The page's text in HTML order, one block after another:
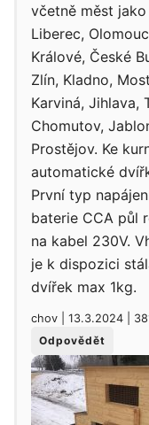
včetně měst jako
Liberec,
Králové, České
Zlín, Kladno,
Karviná, Jihlava,
Chomutov,
Prostějov. Ke
automatické
První typ
baterie CCA půl
na kabel 230V.
je k dispozici
dvířek max 1kg.
chov | 13.3.2024 |
Odpovědět